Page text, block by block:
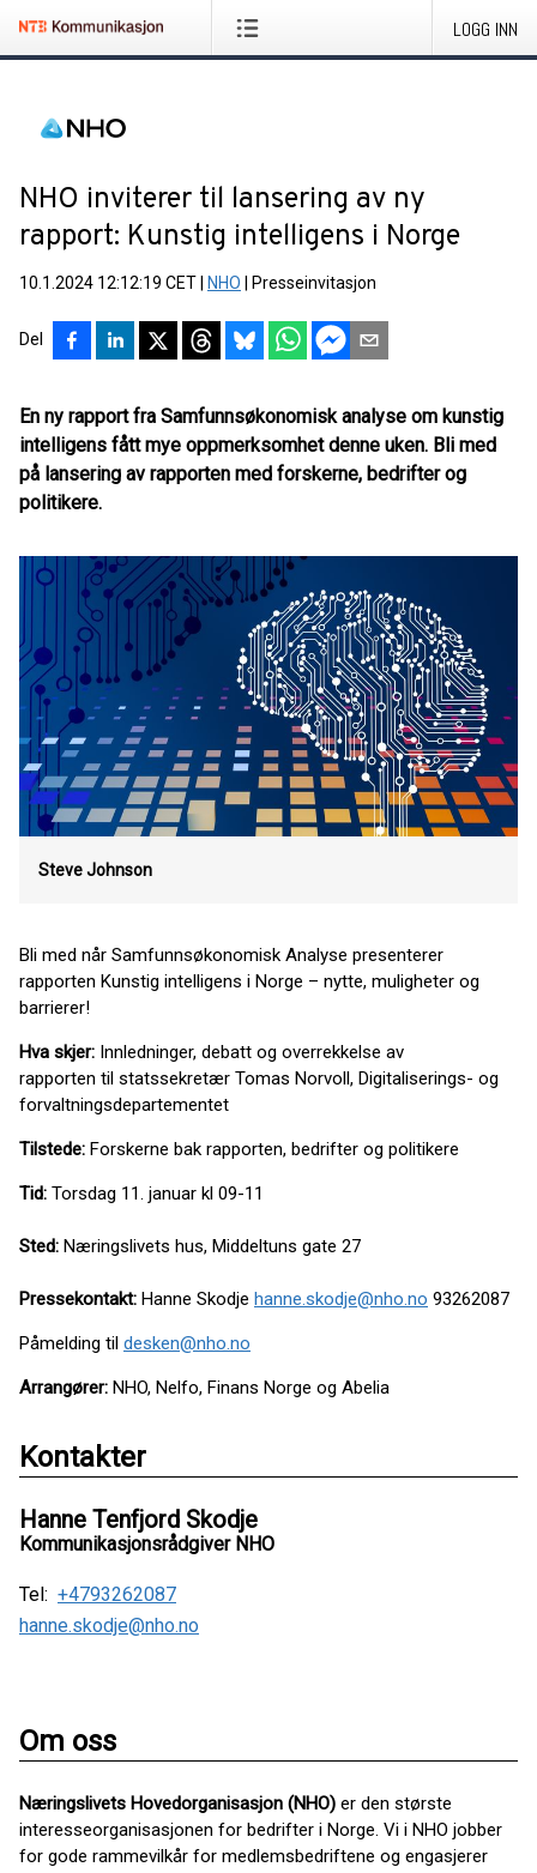
LOGG INN
NHO inviterer til lansering av ny
rapport: Kunstig intelligens i Norge
10.1.2024 12:12:19 CET NHO Presseinvitasjon
Del
En ny rapport fra Samfunnsøkonomisk analyse om kunstig
intelligens fått mye oppmerksomhet denne uken. Bli med
på lansering av rapporten med forskerne, bedrifter og
politikere.
Steve Johnson
Bli med når Samfunnsøkonomisk Analyse presenterer
rapporten Kunstig intelligens i Norge – nytte, muligheter og
barrierer!
Hva skjer: Innledninger, debatt og overrekkelse av
rapporten til statssekretær Tomas Norvoll, Digitaliserings- og
forvaltningsdepartementet
Tilstede: Forskerne bak rapporten, bedrifter og politikere
Tid: Torsdag 11. januar kl 09-11
Sted: Næringslivets hus, Middeltuns gate 27
Pressekontakt: Hanne Skodje hanne.skodje@nho.no 93262087
Påmelding til desken@nho.no
Arrangører: NHO, Nelfo, Finans Norge og Abelia
Kontakter
Hanne Tenfjord Skodje
Kommunikasjonsrådgiver NHO
Tel: +4793262087
hanne.skodje@nho.no
Om oss
Næringslivets Hovedorganisasjon (NHO) er den største
interesseorganisasjonen for bedrifter i Norge. Vi i NHO jobber
for gode rammevilkår for medlemsbedriftene og engasjerer